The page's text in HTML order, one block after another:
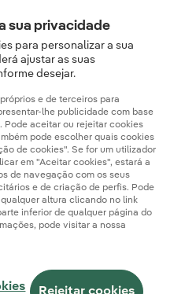
Configuração de Cookies
Segurança da informação
sua privacidade
para personalizar a sua
ajustar as suas
desejar.
e de terceiros para
lhe publicidade com base
Pode aceitar ou rejeitar cookies
pode escolher quais cookies
de cookies". Se for um utilizador
em "Aceitar cookies", estará a
de navegação com os seus
e de criação de perfis. Pode
altura clicando no link
inferior de qualquer página do
pode visitar a nossa